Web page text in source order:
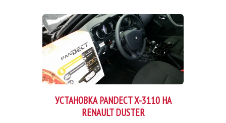
УСТАНОВКА PANDECT X-3110 НА
RENAULT DUSTER